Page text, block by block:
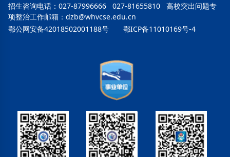
招生咨询电话：027-87996666 027-81655810 高校突出问题专
项整治工作邮箱：dzb@whvcse.edu.cn
鄂公网安备42018502001188号
鄂ICP备11010169号-4